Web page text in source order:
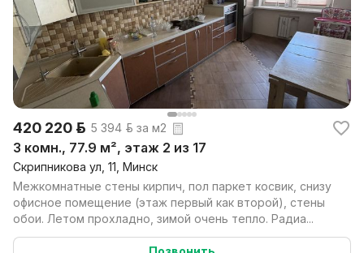
420 220 р. 5 394 р. за м2
3 комн., 77.9 м², этаж 2 из 17
Скрипникова ул, 11, Минск
Межкомнатные стены кирпич, пол паркет косвик, снизу
офисное помещение (этаж первый как второй), стены
обои. Летом прохладно, зимой очень тепло. Радиа...